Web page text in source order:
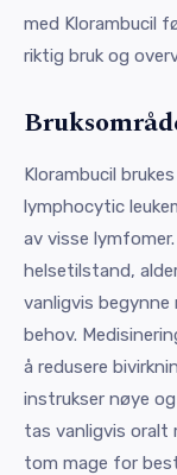
med Klorambucil
riktig bruk og
Klorambucil
lymphocytic
av visse
helsetilstand,
vanligvis
behov.
å redusere
instrukser nøye
tas vanligvis oralt
tom mage for